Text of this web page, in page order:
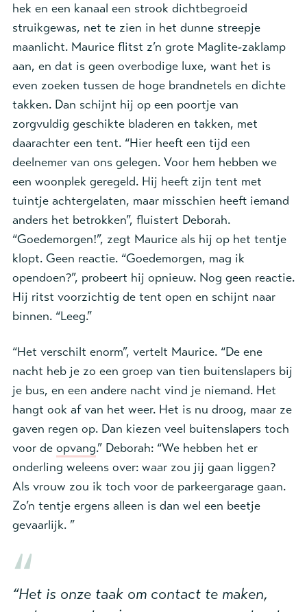
hek en een kanaal een strook dichtbegroeid
struikgewas, net te zien in het dunne streepje
maanlicht. Maurice flitst z’n grote Maglite-zaklamp
aan, en dat is geen overbodige luxe, want het is
even zoeken tussen de hoge brandnetels en dichte
takken. Dan schijnt hij op een poortje van
zorgvuldig geschikte bladeren en takken, met
daarachter een tent. “Hier heeft een tijd een
deelnemer van ons gelegen. Voor hem hebben we
een woonplek geregeld. Hij heeft zijn tent met
tuintje achtergelaten, maar misschien heeft iemand
anders het betrokken”, fluistert Deborah.
“Goedemorgen!”, zegt Maurice als hij op het tentje
klopt. Geen reactie. “Goedemorgen, mag ik
opendoen?”, probeert hij opnieuw. Nog geen reactie.
Hij ritst voorzichtig de tent open en schijnt naar
binnen. “Leeg.”
“Het verschilt enorm”, vertelt Maurice. “De ene
nacht heb je zo een groep van tien buitenslapers bij
je bus, en een andere nacht vind je niemand. Het
hangt ook af van het weer. Het is nu droog, maar ze
gaven regen op. Dan kiezen veel buitenslapers toch
voor de opvang.” Deborah: “We hebben het er
onderling weleens over: waar zou jij gaan liggen?
Als vrouw zou ik toch voor de parkeergarage gaan.
Zo’n tentje ergens alleen is dan wel een beetje
gevaarlijk. ”
“Het is onze taak om contact te maken,